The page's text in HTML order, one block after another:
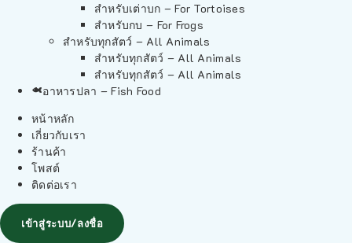
สำหรับเต่าบก – For Tortoises
สำหรับกบ – For Frogs
สำหรับทุกสัตว์ – All Animals
สำหรับทุกสัตว์ – All Animals
สำหรับทุกสัตว์ – All Animals
อาหารปลา – Fish Food
หน้าหลัก
เกี่ยวกับเรา
ร้านค้า
โพสต์
ติดต่อเรา
เข้าสู่ระบบ/ลงชื่อ